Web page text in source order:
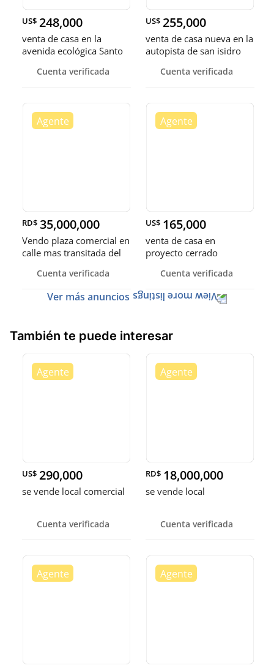
US$ 248,000
venta de casa en la
avenida ecológica Santo
a jacuzzi
Cuenta verificada
US$ 255,000
venta de casa nueva en la
autopista de san isidro
Cuenta verificada
RD$ 35,000,000
Vendo plaza comercial en
calle mas transitada del
Domingo
Cuenta verificada
US$ 165,000
venta de casa en
proyecto cerrado
prado oriental
Cuenta verificada
Ver más anuncios
También te puede interesar
US$ 290,000
se vende local comercial
Cuenta verificada
RD$ 18,000,000
se vende local
Cuenta verificada